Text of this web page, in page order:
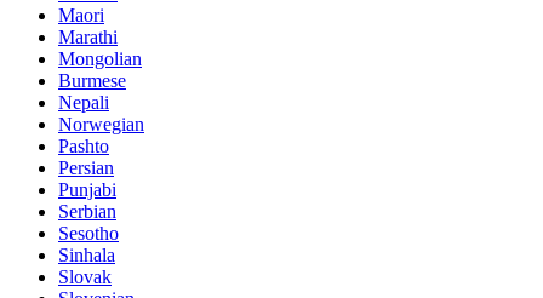
Maori
Marathi
Mongolian
Burmese
Nepali
Norwegian
Pashto
Persian
Punjabi
Serbian
Sesotho
Sinhala
Slovak